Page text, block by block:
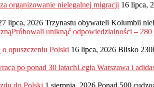
organizowanie nielegalnej migracji 16 lipca,
lipca, 2026 Trzynastu obywateli Kolumbii
Próbowali uniknąć odpowiedzialności –
opuszczeniu Polski 16 lipca, 2026 Blisko
Legia Warszawa i